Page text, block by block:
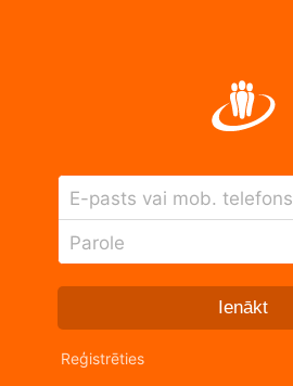
E-pasts vai mob. telefons
Parole
Ienākt
Reģistrēties